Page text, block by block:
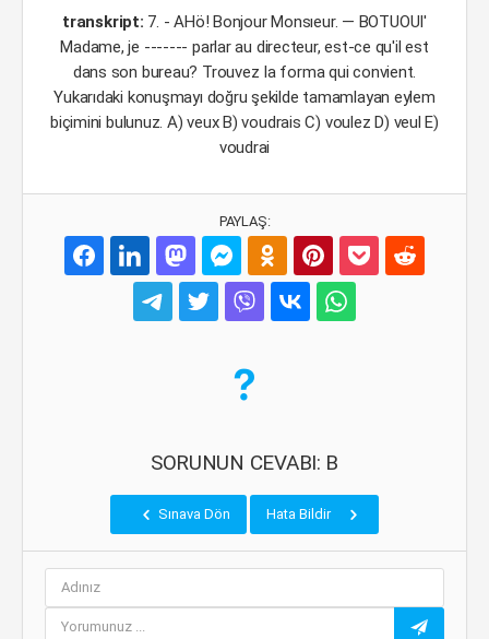
transkript: 7. - AHö! Bonjour Monsıeur. — BOTUOUI'
Madame, je ------- parlar au directeur, est-ce qu'il est
dans son bureau? Trouvez Ia forma qui convient.
Yukarıdaki konuşmayı doğru şekilde tamamlayan eylem
biçimini bulunuz. A) veux B) voudrais C) voulez D) veul E)
voudrai
PAYLAŞ:
SORUNUN CEVABI: B
Sınava Dön Hata Bildir